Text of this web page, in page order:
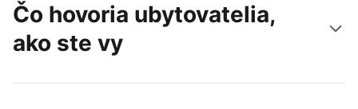
Čo hovoria ubytovatelia,
ako ste vy